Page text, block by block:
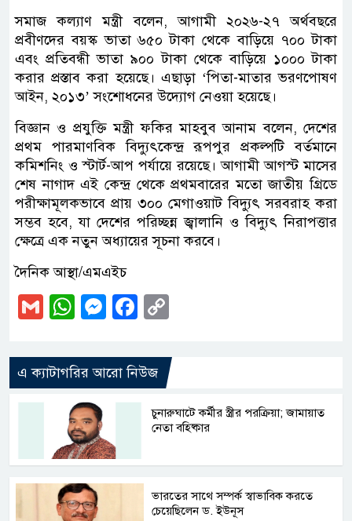
সমাজ কল্যাণ মন্ত্রী বলেন, আগামী ২০২৬-২৭ অর্থবছরে
প্রবীণদের বয়স্ক ভাতা ৬৫০ টাকা থেকে বাড়িয়ে ৭০০ টাকা
এবং প্রতিবন্ধী ভাতা ৯০০ টাকা থেকে বাড়িয়ে ১০০০ টাকা
করার প্রস্তাব করা হয়েছে। এছাড়া ‘পিতা-মাতার ভরণপোষণ
আইন, ২০১৩’ সংশোধনের উদ্যোগ নেওয়া হয়েছে।
বিজ্ঞান ও প্রযুক্তি মন্ত্রী ফকির মাহবুব আনাম বলেন, দেশের
প্রথম পারমাণবিক বিদ্যুৎকেন্দ্র রূপপুর প্রকল্পটি বর্তমানে
কমিশনিং ও স্টার্ট-আপ পর্যায়ে রয়েছে। আগামী আগস্ট মাসের
শেষ নাগাদ এই কেন্দ্র থেকে প্রথমবারের মতো জাতীয় গ্রিডে
পরীক্ষামূলকভাবে প্রায় ৩০০ মেগাওয়াট বিদ্যুৎ সরবরাহ করা
সম্ভব হবে, যা দেশের পরিচ্ছন্ন জ্বালানি ও বিদ্যুৎ নিরাপত্তার
ক্ষেত্রে এক নতুন অধ্যায়ের সূচনা করবে।
দৈনিক আস্থা/এমএইচ
GmailWhatsApp
Messenger
Facebook
এ ক্যাটাগরির আরো নিউজ
চুনারুঘাটে কর্মীর স্ত্রীর পরক্রিয়া; জামায়াত
নেতা বহিষ্কার
ভারতের সাথে সম্পর্ক স্বাভাবিক করতে
চেয়েছিলেন ড. ইউনূস